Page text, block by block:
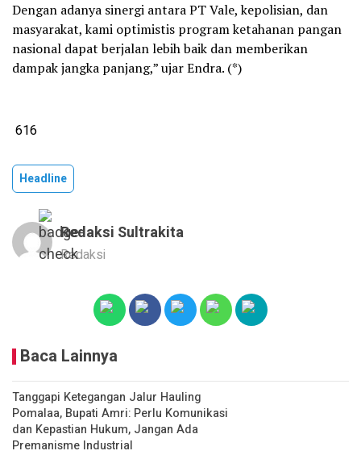
Dengan adanya sinergi antara PT Vale, kepolisian, dan
masyarakat, kami optimistis program ketahanan pangan
nasional dapat berjalan lebih baik dan memberikan
dampak jangka panjang,” ujar Endra. (*)
616
Headline
Redaksi Sultrakita
Redaksi
Baca Lainnya
Tanggapi Ketegangan Jalur Hauling
Pomalaa, Bupati Amri: Perlu Komunikasi
dan Kepastian Hukum, Jangan Ada
Premanisme Industrial